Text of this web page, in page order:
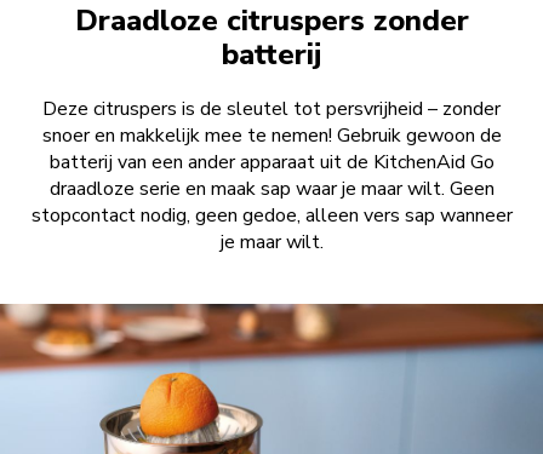
Draadloze citruspers zonder
batterij
Deze citruspers is de sleutel tot persvrijheid – zonder
snoer en makkelijk mee te nemen! Gebruik gewoon de
batterij van een ander apparaat uit de KitchenAid Go
draadloze serie en maak sap waar je maar wilt. Geen
stopcontact nodig, geen gedoe, alleen vers sap wanneer
je maar wilt.